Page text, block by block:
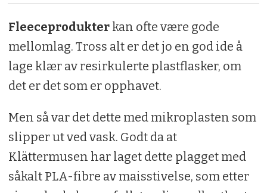
Fleeceprodukterkan ofte være gode
mellomlag. Tross alt er det jo en god ide å
lage klær av resirkulerte plastflasker, om
det er det som er opphavet.
Men så var det dette med mikroplasten som
slipper ut ved vask. Godt da at
Klättermusen har laget dette plagget med
såkalt PLA-fibre av maisstivelse, som etter